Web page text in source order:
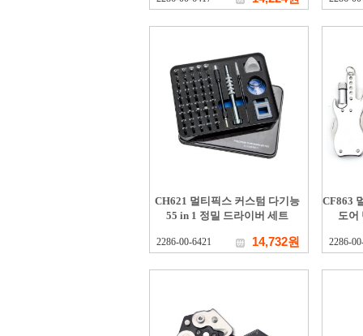
CH621 멀티픽스 커스텀 다기능
55 in 1 정밀 드라이버 세트
2286-00-6421 14,732원
CF863
도어
2286-